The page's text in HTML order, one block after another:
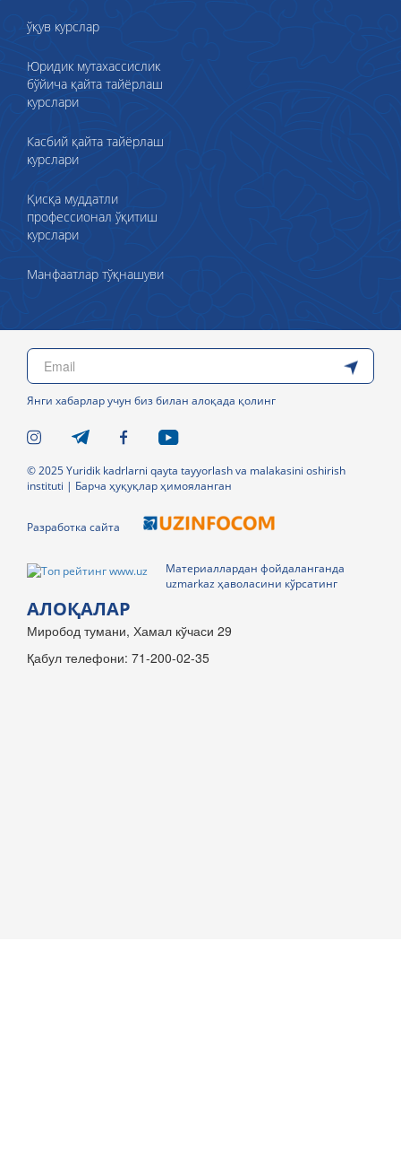
ўқув курслар
Юридик мутахассислик
бўйича қайта тайёрлаш
курслари
Касбий қайта тайёрлаш
курслари
Қисқа муддатли
профессионал ўқитиш
курслари
Манфаатлар тўқнашуви
Янги хабарлар учун биз билан алоқада қолинг
© 2025 Yuridik kadrlarni qayta tayyorlash va malakasini oshirish
instituti | Барча ҳуқуқлар ҳимояланган
Разработка сайта
Материаллардан фойдаланганда
uzmarkaz ҳаволасини кўрсатинг
АЛОҚАЛАР
Миробод тумани, Хамал кўчаси 29
Қабул телефони: 71-200-02-35